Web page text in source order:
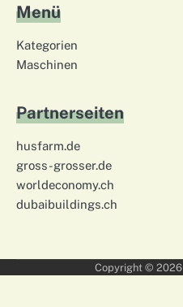
Menü
Kategorien
Maschinen
Partnerseiten
husfarm.de
gross-grosser.de
worldeconomy.ch
dubaibuildings.ch
Copyright © 2026